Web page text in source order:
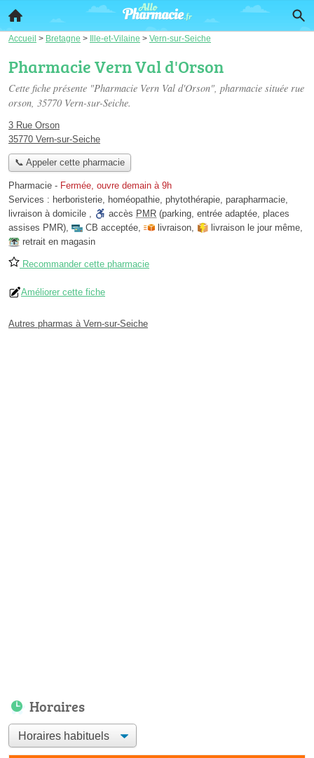
Accueil > Bretagne > Ille-et-Vilaine > Vern-sur-Seiche
Pharmacie Vern Val d'Orson
Cette fiche présente "Pharmacie Vern Val d'Orson", pharmacie située rue
orson, 35770 Vern-sur-Seiche.
3 Rue Orson
35770 Vern-sur-Seiche
📞 Appeler cette pharmacie
Pharmacie - Fermée, ouvre demain à 9h
Services : herboristerie, homéopathie, phytothérapie, parapharmacie,
livraison à domicile , accès PMR (parking, entrée adaptée, places
assises PMR), CB acceptée, livraison, livraison le jour même,
retrait en magasin
Recommander cette pharmacie
Améliorer cette fiche
Autres pharmas à Vern-sur-Seiche
Horaires